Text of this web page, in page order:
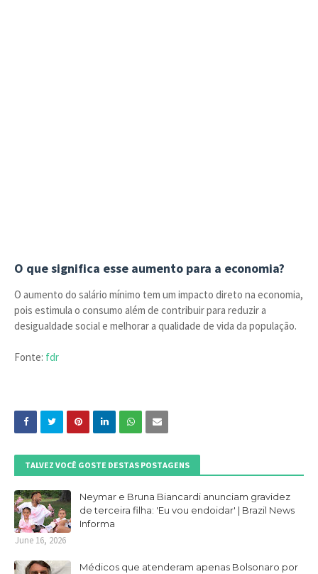
O que significa esse aumento para a economia?
O aumento do salário mínimo tem um impacto direto na economia,
pois estimula o consumo além de contribuir para reduzir a
desigualdade social e melhorar a qualidade de vida da população.
Fonte: fdr
TALVEZ VOCÊ GOSTE DESTAS POSTAGENS
Neymar e Bruna Biancardi anunciam gravidez
de terceira filha: 'Eu vou endoidar' | Brazil News
Informa
June 16, 2026
Médicos que atenderam apenas Bolsonaro por